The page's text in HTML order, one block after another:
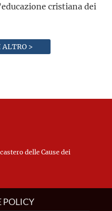
cristiana dei
ALTRO >
delle Cause dei
POLICY